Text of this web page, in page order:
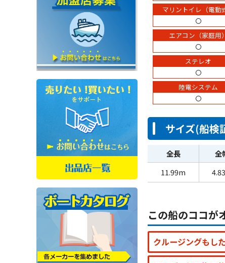
マリントイレ（電動
〇
エアコン（家庭用）
〇
ステレオ
〇
陸電システム
〇
サイズ(船検
全長 全
11.99m
この船のココが
クルージングもし